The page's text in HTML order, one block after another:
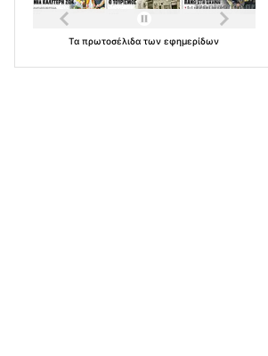
Ταπρωτοσέλιδατωνεφημερίδων